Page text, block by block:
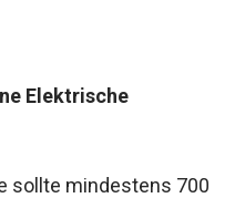
Elektrische
sollte mindestens 700